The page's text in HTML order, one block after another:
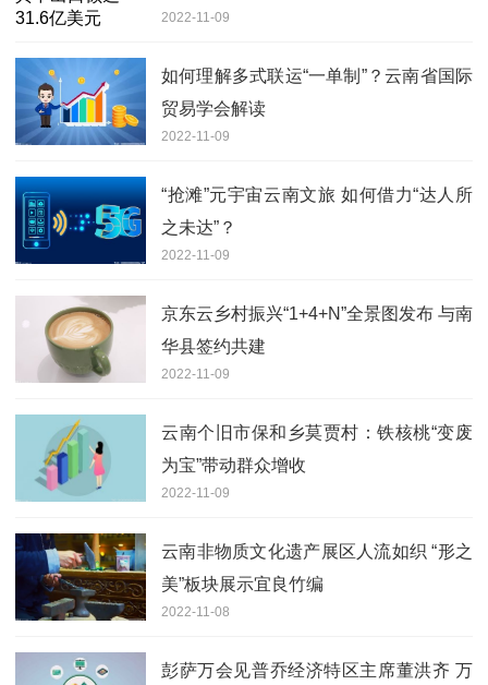
2022-11-09
如何理解多式联运“一单制”？云南省国际
贸易学会解读
2022-11-09
“抢滩”元宇宙云南文旅 如何借力“达人所
之未达”？
2022-11-09
京东云乡村振兴“1+4+N”全景图发布 与南
华县签约共建
2022-11-09
云南个旧市保和乡莫贾村：铁核桃“变废
为宝”带动群众增收
2022-11-09
云南非物质文化遗产展区人流如织 “形之
美”板块展示宜良竹编
2022-11-08
彭萨万会见普乔经济特区主席董洪齐 万